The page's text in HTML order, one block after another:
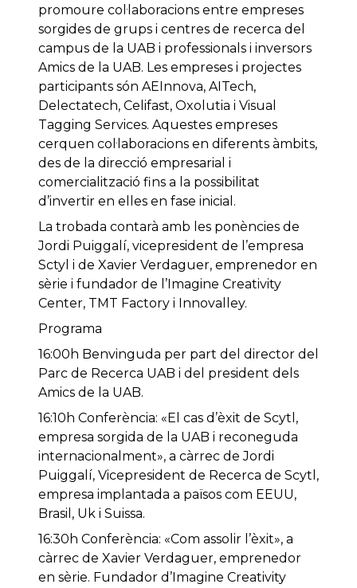
promoure col·laboracions entre empreses
sorgides de grups i centres de recerca del
campus de la UAB i professionals i inversors
Amics de la UAB. Les empreses i projectes
participants són AEInnova, AITech,
Delectatech, Celifast, Oxolutia i Visual
Tagging Services. Aquestes empreses
cerquen col·laboracions en diferents àmbits,
des de la direcció empresarial i
comercialització fins a la possibilitat
d’invertir en elles en fase inicial.
La trobada contarà amb les ponències de
Jordi Puiggalí, vicepresident de l’empresa
Sctyl i de Xavier Verdaguer, emprenedor en
sèrie i fundador de l’Imagine Creativity
Center, TMT Factory i Innovalley.
Programa
16:00h Benvinguda per part del director del
Parc de Recerca UAB i del president dels
Amics de la UAB.
16:10h Conferència: «El cas d’èxit de Scytl,
empresa sorgida de la UAB i reconeguda
internacionalment», a càrrec de Jordi
Puiggalí, Vicepresident de Recerca de Scytl,
empresa implantada a països com EEUU,
Brasil, Uk i Suissa.
16:30h Conferència: «Com assolir l’èxit», a
càrrec de Xavier Verdaguer, emprenedor
en sèrie. Fundador d’Imagine Creativity